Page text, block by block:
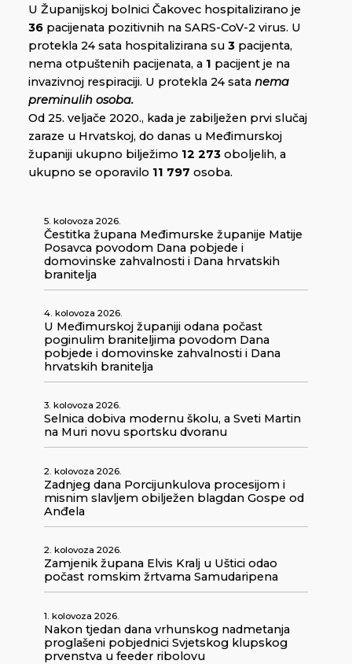
U Županijskoj bolnici Čakovec hospitalizirano je
36 pacijenata pozitivnih na SARS-CoV-2 virus. U
protekla 24 sata hospitalizirana su 3 pacijenta,
nema otpuštenih pacijenata, a 1 pacijent je na
invazivnoj respiraciji. U protekla 24 sata nema
preminulih osoba.
Od 25. veljače 2020., kada je zabilježen prvi slučaj
zaraze u Hrvatskoj, do danas u Međimurskoj
županiji ukupno bilježimo 12 273 oboljelih, a
ukupno se oporavilo 11 797 osoba.
5. kolovoza 2026.
Čestitka župana Međimurske županije Matije
Posavca povodom Dana pobjede i
domovinske zahvalnosti i Dana hrvatskih
branitelja
4. kolovoza 2026.
U Međimurskoj županiji odana počast
poginulim braniteljima povodom Dana
pobjede i domovinske zahvalnosti i Dana
hrvatskih branitelja
3. kolovoza 2026.
Selnica dobiva modernu školu, a Sveti Martin
na Muri novu sportsku dvoranu
2. kolovoza 2026.
Zadnjeg dana Porcijunkulova procesijom i
misnim slavljem obilježen blagdan Gospe od
Anđela
2. kolovoza 2026.
Zamjenik župana Elvis Kralj u Uštici odao
počast romskim žrtvama Samudaripena
1. kolovoza 2026.
Nakon tjedan dana vrhunskog nadmetanja
proglašeni pobjednici Svjetskog klupskog
prvenstva u feeder ribolovu